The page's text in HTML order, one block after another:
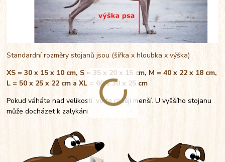
Standardní rozměry stojanů jsou (šířka x hloubka x výška)
XS = 30 x 15 x 10 cm, S = 35 x 20 x 15 cm, M = 40 x 22 x 18 cm,
L = 50 x 25 x 22 cm a XL = 60 x 30 x 25 cm
Pokud váháte nad velikostí, volte raději menší. U vyššího stojanu
může docházet k zalykání.